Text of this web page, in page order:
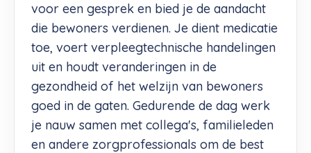
voor een gesprek en bied je de aandacht
die bewoners verdienen. Je dient medicatie
toe, voert verpleegtechnische handelingen
uit en houdt veranderingen in de
gezondheid of het welzijn van bewoners
goed in de gaten. Gedurende de dag werk
je nauw samen met collega's, familieleden
en andere zorgprofessionals om de best